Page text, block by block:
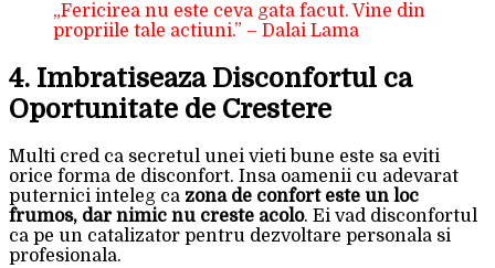
„Fericirea nu este ceva gata facut. Vine din
propriile tale actiuni.” – Dalai Lama
4. Imbratiseaza Disconfortul ca
Oportunitate de Crestere
Multi cred ca secretul unei vieti bune este sa eviti
orice forma de disconfort. Insa oamenii cu adevarat
puternici inteleg ca zona de confort este un loc
frumos, dar nimic nu creste acolo. Ei vad disconfortul
ca pe un catalizator pentru dezvoltare personala si
profesionala.